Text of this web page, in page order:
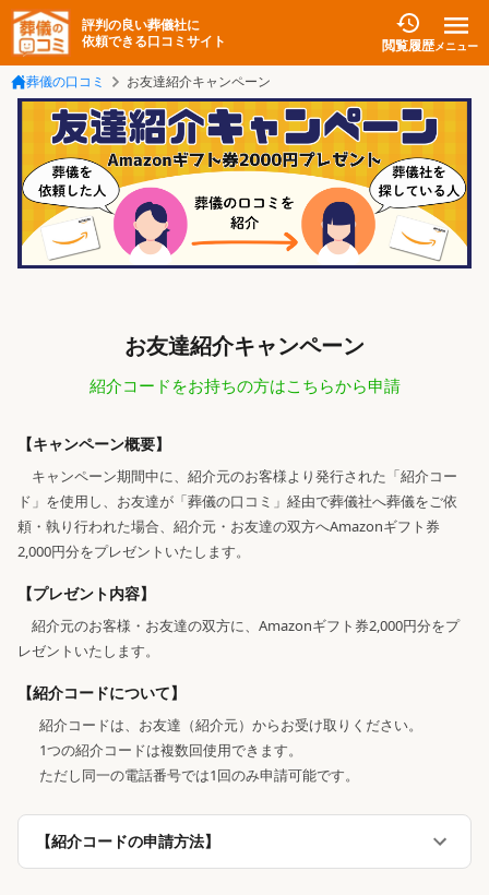
評判の良い葬儀社に
依頼できる口コミサイト
閲覧履歴メニュー
葬儀の口コミ お友達紹介キャンペーン
お友達紹介キャンペーン
紹介コードをお持ちの方はこちらから申請
【キャンペーン概要】
キャンペーン期間中に、紹介元のお客様より発行された「紹介コー
ド」を使用し、お友達が「葬儀の口コミ」経由で葬儀社へ葬儀をご依
頼・執り行われた場合、紹介元・お友達の双方へAmazonギフト券
2,000円分をプレゼントいたします。
【プレゼント内容】
紹介元のお客様・お友達の双方に、Amazonギフト券2,000円分をプ
レゼントいたします。
【紹介コードについて】
紹介コードは、お友達（紹介元）からお受け取りください。
1つの紹介コードは複数回使用できます。
ただし同一の電話番号では1回のみ申請可能です。
【紹介コードの申請方法】